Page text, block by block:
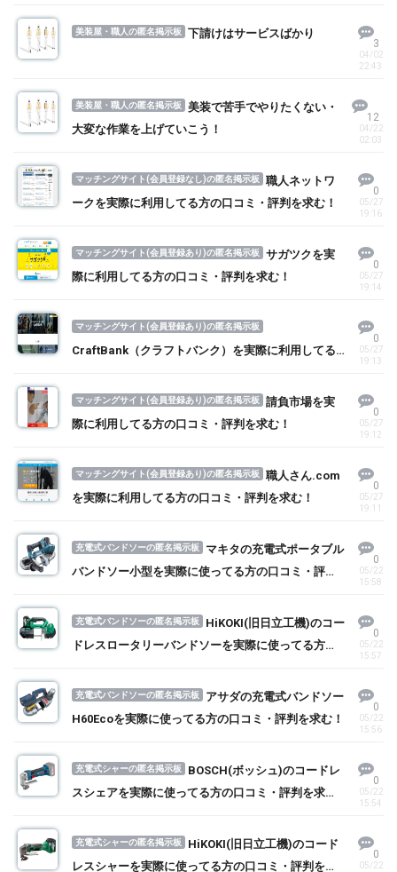
美装屋・職人の匿名掲示板 下請けはサービスばかり
3
04/02
22:43
美装屋・職人の匿名掲示板
美装で苦手でやりたくない・
大変な作業を上げていこう！
12
04/22
02:03
マッチングサイト(会員登録なし)の匿名掲示板
職人ネットワ
ークを実際に利用してる方の口コミ・評判を求む！
0
05/27
19:16
マッチングサイト(会員登録あり)の匿名掲示板
サガツクを実
際に利用してる方の口コミ・評判を求む！
0
05/27
19:14
マッチングサイト(会員登録あり)の匿名掲示板
CraftBank（クラフトバンク）を実際に利用してる
0
05/27
19:13
マッチングサイト(会員登録あり)の匿名掲示板
請負市場を実
際に利用してる方の口コミ・評判を求む！
0
05/27
19:12
マッチングサイト(会員登録あり)の匿名掲示板
職人さん.com
を実際に利用してる方の口コミ・評判を求む！
0
05/27
19:11
充電式バンドソーの匿名掲示板
マキタの充電式ポータブル
バンドソー小型を実際に使ってる方の口コミ・評判
0
05/22
15:58
充電式バンドソーの匿名掲示板
HiKOKI(旧日立工機)のコー
ドレスロータリーバンドソーを実際に使ってる方の
0
05/22
15:57
充電式バンドソーの匿名掲示板
アサダの充電式バンドソー
H60Ecoを実際に使ってる方の口コミ・評判を求む！
0
05/22
15:56
充電式シャーの匿名掲示板
BOSCH(ボッシュ)のコードレ
スシェアを実際に使ってる方の口コミ・評判を求
0
05/22
15:54
充電式シャーの匿名掲示板
HiKOKI(旧日立工機)のコード
レスシャーを実際に使ってる方の口コミ・評判を求
0
05/22